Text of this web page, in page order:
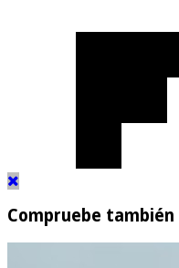
Compruebe también